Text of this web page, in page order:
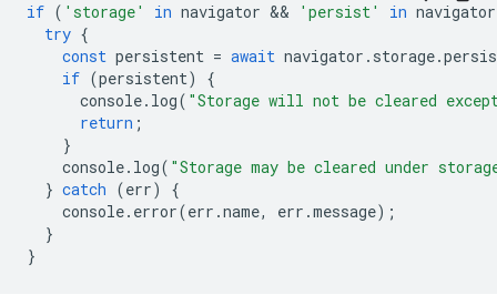
if ( 'storage' in navigator && 'persist' in navigator
try {
const persistent = await navigator . storage.
if (persistent)
{
console. log( "Storage will not be cleared
return ;
}
console. log( "Storage may be cleared under
} catch (err)
{
console. error(err .name, err .message);
}
}